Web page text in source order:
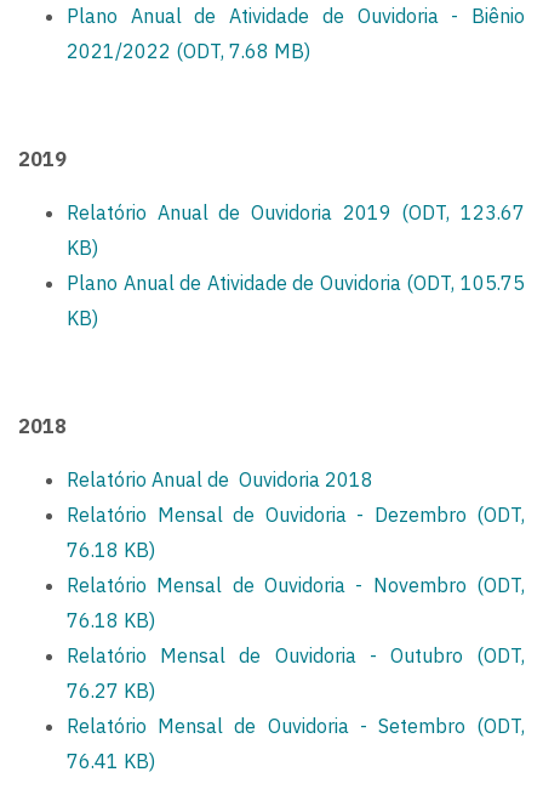
Plano Anual de Atividade de Ouvidoria - Biênio
2021/2022 (ODT, 7.68 MB)
2019
Relatório Anual de Ouvidoria 2019 (ODT, 123.67
KB)
Plano Anual de Atividade de Ouvidoria (ODT, 105.75
KB)
2018
Relatório Anual de Ouvidoria 2018
Relatório Mensal de Ouvidoria - Dezembro (ODT,
76.18 KB)
Relatório Mensal de Ouvidoria - Novembro (ODT,
76.18 KB)
Relatório Mensal de Ouvidoria - Outubro (ODT,
76.27 KB)
Relatório Mensal de Ouvidoria - Setembro (ODT,
76.41 KB)